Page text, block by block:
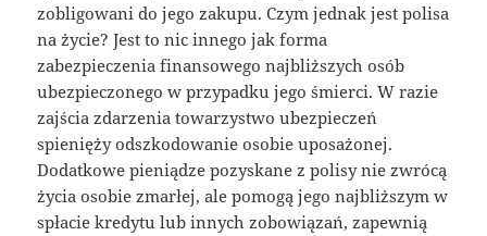
zobligowani do jego zakupu. Czym jednak jest polisa
na życie? Jest to nic innego jak forma
zabezpieczenia finansowego najbliższych osób
ubezpieczonego w przypadku jego śmierci. W razie
zajścia zdarzenia towarzystwo ubezpieczeń
spienięży odszkodowanie osobie uposażonej.
Dodatkowe pieniądze pozyskane z polisy nie zwrócą
życia osobie zmarłej, ale pomogą jego najbliższym w
spłacie kredytu lub innych zobowiązań, zapewnią